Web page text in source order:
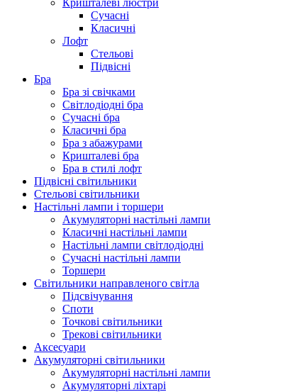
Кришталеві люстри
Сучасні
Класичні
Лофт
Стельові
Підвісні
Бра
Бра зі свічками
Світлодіодні бра
Сучасні бра
Класичні бра
Бра з абажурами
Кришталеві бра
Бра в стилі лофт
Підвісні світильники
Стельові світильники
Настільні лампи і торшери
Акумуляторні настільні лампи
Класичні настільні лампи
Настільні лампи світлодіодні
Сучасні настільні лампи
Торшери
Світильники направленого світла
Підсвічування
Споти
Точкові світильники
Трекові світильники
Аксесуари
Акумуляторні світильники
Акумуляторні настільні лампи
Акумуляторні ліхтарі